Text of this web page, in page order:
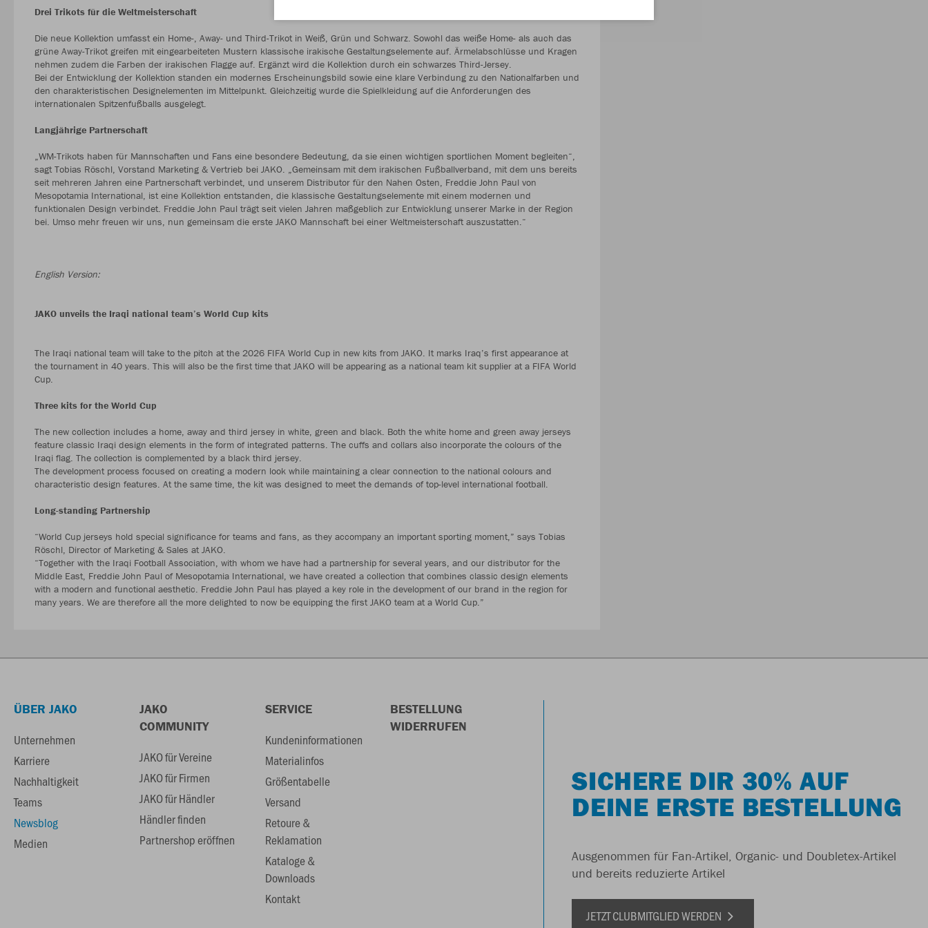
Drei Trikots für die Weltmeisterschaft
Die neue Kollektion umfasst ein Home-, Away- und Third-Trikot in Weiß, Grün und Schwarz. Sowohl das weiße Home- als auch das
grüne Away-Trikot greifen mit eingearbeiteten Mustern klassische irakische Gestaltungselemente auf. Ärmelabschlüsse und Kragen
nehmen zudem die Farben der irakischen Flagge auf. Ergänzt wird die Kollektion durch ein schwarzes Third-Jersey.
Bei der Entwicklung der Kollektion standen ein modernes Erscheinungsbild sowie eine klare Verbindung zu den Nationalfarben und
den charakteristischen Designelementen im Mittelpunkt. Gleichzeitig wurde die Spielkleidung auf die Anforderungen des
internationalen Spitzenfußballs ausgelegt.
Langjährige Partnerschaft
„WM-Trikots haben für Mannschaften und Fans eine besondere Bedeutung, da sie einen wichtigen sportlichen Moment begleiten“,
sagt Tobias Röschl, Vorstand Marketing & Vertrieb bei JAKO. „Gemeinsam mit dem irakischen Fußballverband, mit dem uns bereits
seit mehreren Jahren eine Partnerschaft verbindet, und unserem Distributor für den Nahen Osten, Freddie John Paul von
Mesopotamia International, ist eine Kollektion entstanden, die klassische Gestaltungselemente mit einem modernen und
funktionalen Design verbindet. Freddie John Paul trägt seit vielen Jahren maßgeblich zur Entwicklung unserer Marke in der Region
bei. Umso mehr freuen wir uns, nun gemeinsam die erste JAKO Mannschaft bei einer Weltmeisterschaft auszustatten.“
English Version:
JAKO unveils the Iraqi national team’s World Cup kits
The Iraqi national team will take to the pitch at the 2026 FIFA World Cup in new kits from JAKO. It marks Iraq’s first appearance at
the tournament in 40 years. This will also be the first time that JAKO will be appearing as a national team kit supplier at a FIFA World
Cup.
Three kits for the World Cup
The new collection includes a home, away and third jersey in white, green and black. Both the white home and green away jerseys
feature classic Iraqi design elements in the form of integrated patterns. The cuffs and collars also incorporate the colours of the
Iraqi flag. The collection is complemented by a black third jersey.
The development process focused on creating a modern look while maintaining a clear connection to the national colours and
characteristic design features. At the same time, the kit was designed to meet the demands of top-level international football.
Long-standing Partnership
“World Cup jerseys hold special significance for teams and fans, as they accompany an important sporting moment,” says Tobias
Röschl, Director of Marketing & Sales at JAKO.
“Together with the Iraqi Football Association, with whom we have had a partnership for several years, and our distributor for the
Middle East, Freddie John Paul of Mesopotamia International, we have created a collection that combines classic design elements
with a modern and functional aesthetic. Freddie John Paul has played a key role in the development of our brand in the region for
many years. We are therefore all the more delighted to now be equipping the first JAKO team at a World Cup.”
ÜBER JAKO
Unternehmen
Karriere
Nachhaltigkeit
Teams
Newsblog
Medien
JAKO
COMMUNITY
JAKO für Vereine
JAKO für Firmen
JAKO für Händler
Händler finden
Partnershop eröffnen
SERVICE
Kundeninformationen
Materialinfos
Größentabelle
Versand
Retoure &
Reklamation
Kataloge &
Downloads
Kontakt
BESTELLUNG
WIDERRUFEN
SICHERE DIR 30% AUF
DEINE ERSTE BESTELLUNG
Ausgenommen für Fan-Artikel, Organic- und Doubletex-Artikel
und bereits reduzierte Artikel
JETZT CLUBMITGLIED WERDEN